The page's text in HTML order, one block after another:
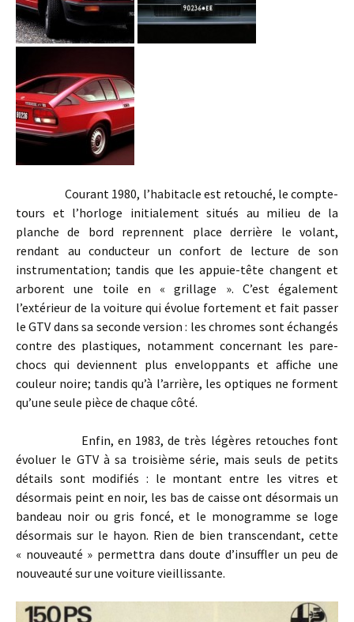
Courant 1980, l’habitacle est retouché, le compte-
tours et l’horloge initialement situés au milieu de la
planche de bord reprennent place derrière le volant,
rendant au conducteur un confort de lecture de son
instrumentation; tandis que les appuie-tête changent et
arborent une toile en « grillage ». C’est également
l’extérieur de la voiture qui évolue fortement et fait passer
le GTV dans sa seconde version : les chromes sont échangés
contre des plastiques, notamment concernant les pare-
chocs qui deviennent plus enveloppants et affiche une
couleur noire; tandis qu’à l’arrière, les optiques ne forment
qu’une seule pièce de chaque côté.
Enfin, en 1983, de très légères retouches font
évoluer le GTV à sa troisième série, mais seuls de petits
détails sont modifiés : le montant entre les vitres et
désormais peint en noir, les bas de caisse ont désormais un
bandeau noir ou gris foncé, et le monogramme se loge
désormais sur le hayon. Rien de bien transcendant, cette
« nouveauté » permettra dans doute d’insuffler un peu de
nouveauté sur une voiture vieillissante.